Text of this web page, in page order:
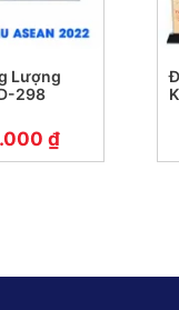
Lượng
298
₫